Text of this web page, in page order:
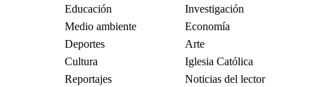
Educación
Investigación
Medio ambiente
Economía
Deportes
Arte
Cultura
Iglesia Católica
Reportajes
Noticias del lector